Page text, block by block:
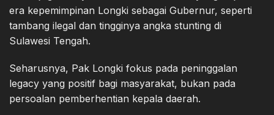
era kepemimpinan Longki sebagai Gubernur, seperti
tambang ilegal dan tingginya angka stunting di
Sulawesi Tengah.
Seharusnya, Pak Longki fokus pada peninggalan
legacy yang positif bagi masyarakat, bukan pada
persoalan pemberhentian kepala daerah.